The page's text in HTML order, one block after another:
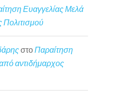
Ευαγγελίας Μελά
Πολιτισμού
στοΠαραίτηση
αντιδήμαρχος